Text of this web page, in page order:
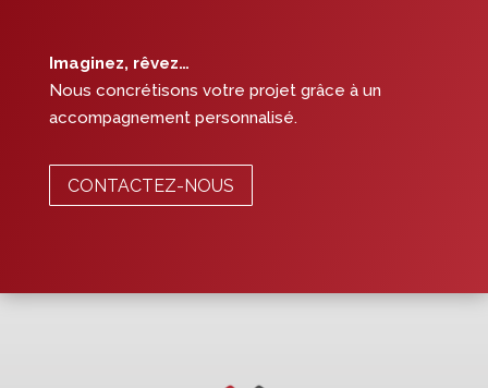
Imaginez, rêvez…
Nous concrétisons votre projet grâce à un
accompagnement personnalisé.
CONTACTEZ-NOUS